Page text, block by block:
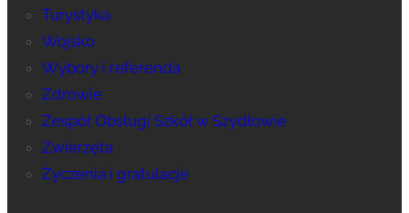
Turystyka
Wojsko
Wybory i referenda
Zdrowie
Zespół Obsługi Szkół w Szydłowie
Zwierzęta
Życzenia i gratulacje